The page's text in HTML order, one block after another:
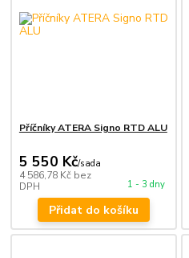
Příčníky ATERA Signo RTD ALU
5 550 Kč/sada
4 586,78 Kč bez
DPH
1 - 3 dny
Přidat do košíku